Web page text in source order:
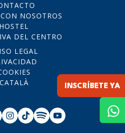
INSCRÍBETE YA
NOSOTROS
HOSTEL
DEL CENTRO
LEGAL
CATALÀ